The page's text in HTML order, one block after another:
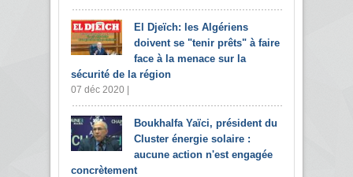
El Djeïch: les Algériens
doivent se "tenir prêts" à faire
face à la menace sur la
sécurité de la région
07 déc 2020 |
Boukhalfa Yaïci, président du
Cluster énergie solaire :
aucune action n'est engagée
concrètement